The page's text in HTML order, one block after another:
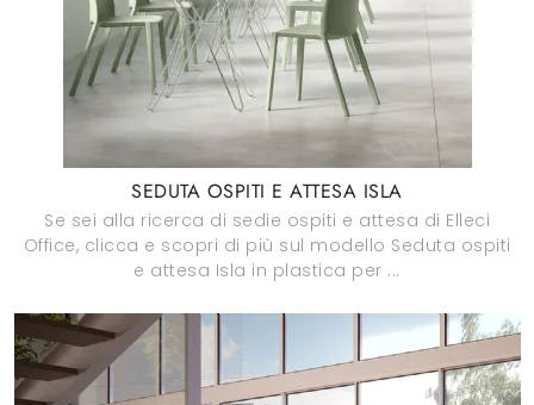
SEDUTA OSPITI E ATTESA ISLA
Se sei alla ricerca di sedie ospiti e attesa di Elleci
Office, clicca e scopri di più sul modello Seduta ospiti
e attesa Isla in plastica per ...